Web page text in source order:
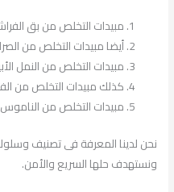
مبيدات التخلص من بق
أيضا مبيدات التخلص من
مبيدات التخلص من النمل
كذلك مبيدات التخلص من
مبيدات التخلص من الناموس
نحن لدينا المعرفة فى تصنيف
ونستهدف حلها السريع والأمن.